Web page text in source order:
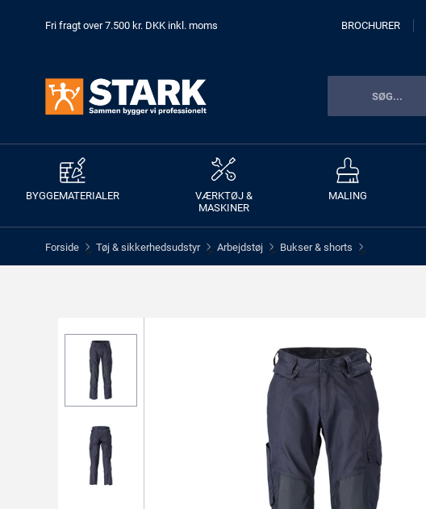
Fri fragt over 7.500 kr. DKK inkl. moms BROCHURER
BYGGEMATERIALER
VÆRKTØJ &
MASKINER
MALING
Forside > Tøj & sikkerhedsudstyr > Arbejdstøj > Bukser & shorts >